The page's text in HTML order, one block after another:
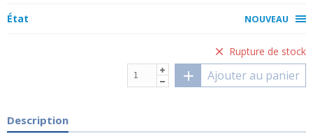
État NOUVEAU
Rupture de stock
Ajouter au panier
Description